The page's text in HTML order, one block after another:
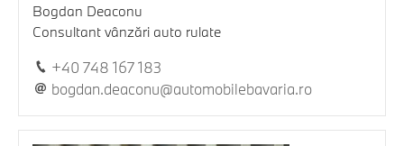
Bogdan Deaconu
Consultant vânzări auto rulate
+40 748 167 183
bogdan.deaconu@automobilebavaria.ro